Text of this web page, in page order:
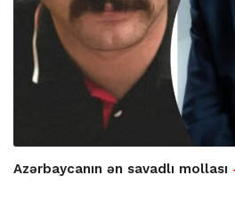
Azərbaycanın ən savadlı mollası